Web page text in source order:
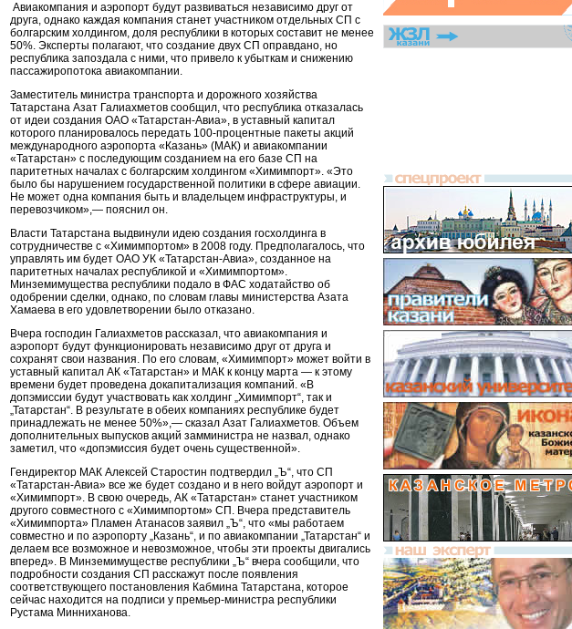
Авиакомпания и аэропорт будут развиваться независимо друг от
друга, однако каждая компания станет участником отдельных СП с
болгарским холдингом, доля республики в которых составит не менее
50%. Эксперты полагают, что создание двух СП оправдано, но
республика запоздала с ними, что привело к убыткам и снижению
пассажиропотока авиакомпании.
Заместитель министра транспорта и дорожного хозяйства
Татарстана Азат Галиахметов сообщил, что республика отказалась
от идеи создания ОАО «Татарстан-Авиа», в уставный капитал
которого планировалось передать 100-процентные пакеты акций
международного аэропорта «Казань» (МАК) и авиакомпании
«Татарстан» с последующим созданием на его базе СП на
паритетных началах с болгарским холдингом «Химимпорт». «Это
было бы нарушением государственной политики в сфере авиации.
Не может одна компания быть и владельцем инфраструктуры, и
перевозчиком»,— пояснил он.
Власти Татарстана выдвинули идею создания госхолдинга в
сотрудничестве с «Химимпортом» в 2008 году. Предполагалось, что
управлять им будет ОАО УК «Татарстан-Авиа», созданное на
паритетных началах республикой и «Химимпортом».
Минземимущества республики подало в ФАС ходатайство об
одобрении сделки, однако, по словам главы министерства Азата
Хамаева в его удовлетворении было отказано.
Вчера господин Галиахметов рассказал, что авиакомпания и
аэропорт будут функционировать независимо друг от друга и
сохранят свои названия. По его словам, «Химимпорт» может войти в
уставный капитал АК «Татарстан» и МАК к концу марта — к этому
времени будет проведена докапитализация компаний. «В
допэмиссии будут участвовать как холдинг „Химимпорт“, так и
„Татарстан“. В результате в обеих компаниях республике будет
принадлежать не менее 50%»,— сказал Азат Галиахметов. Объем
дополнительных выпусков акций замминистра не назвал, однако
заметил, что «допэмиссия будет очень существенной».
Гендиректор МАК Алексей Старостин подтвердил „Ъ“, что СП
«Татарстан-Авиа» все же будет создано и в него войдут аэропорт и
«Химимпорт». В свою очередь, АК «Татарстан» станет участником
другого совместного с «Химимпортом» СП. Вчера представитель
«Химимпорта» Пламен Атанасов заявил „Ъ“, что «мы работаем
совместно и по аэропорту „Казань“, и по авиакомпании „Татарстан“ и
делаем все возможное и невозможное, чтобы эти проекты двигались
вперед». В Минземимуществе республики „Ъ“ вчера сообщили, что
подробности создания СП расскажут после появления
соответствующего постановления Кабмина Татарстана, которое
сейчас находится на подписи у премьер-министра республики
Рустама Минниханова.